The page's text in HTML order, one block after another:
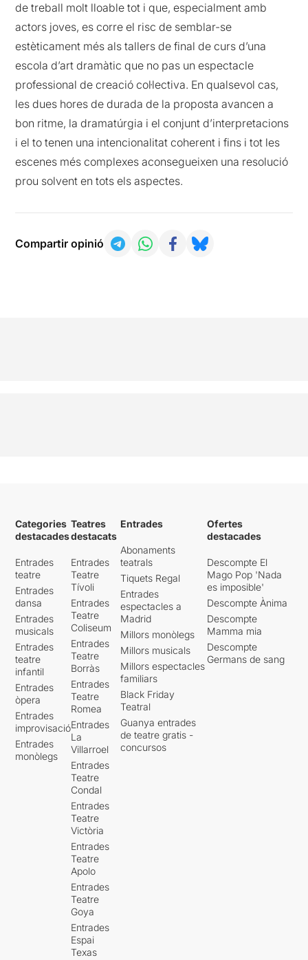
de treball molt lloable tot i que, especialment amb
actors joves, es corre el risc de semblar-se
estèticament més als tallers de final de curs d’una
escola d’art dramàtic que no pas un espectacle
professional de creació col·lectiva. En qualsevol cas,
les dues hores de durada de la proposta avancen a
bon ritme, la dramatúrgia i el conjunt d’interpretacions
i el to tenen una intencionalitat coherent i fins i tot les
escenes més complexes aconsegueixen una resolució
prou solvent en tots els aspectes.
Compartir opinió
Categories
destacades
Entrades
teatre
Entrades
dansa
Entrades
musicals
Entrades
teatre
infantil
Entrades
òpera
Entrades
improvisació
Entrades
monòlegs
Teatres
destacats
Entrades
Teatre
Tívoli
Entrades
Teatre
Coliseum
Entrades
Teatre
Borràs
Entrades
Teatre
Romea
Entrades
La
Villarroel
Entrades
Teatre
Condal
Entrades
Teatre
Victòria
Entrades
Teatre
Apolo
Entrades
Teatre
Goya
Entrades
Espai
Texas
Entrades
Abonaments
teatrals
Tiquets Regal
Entrades
espectacles a
Madrid
Millors monòlegs
Millors musicals
Millors espectacles
familiars
Black Friday
Teatral
Guanya entrades
de teatre gratis -
concursos
Ofertes
destacades
Descompte El
Mago Pop 'Nada
es imposible'
Descompte Ànima
Descompte
Mamma mia
Descompte
Germans de sang